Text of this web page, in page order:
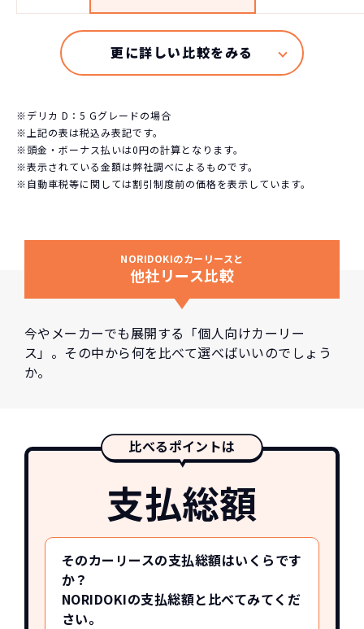
※デリカ D：5 Gグレードの場合
※上記の表は税込み表記です。
※頭金・ボーナス払いは0円の計算となります。
※表示されている金額は弊社調べによるものです。
※自動車税等に関しては割引制度前の価格を表示しています。
NORIDOKIのカーリースと
他社リース比較
今やメーカーでも展開する「個人向けカーリー
ス」。その中から何を比べて選べばいいのでしょう
か。
比べるポイントは
支払総額
そのカーリースの支払総額はいくらです
か？
NORIDOKIの支払総額と比べてみてくだ
さい。